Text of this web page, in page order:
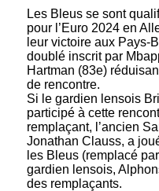
Les Bleus se sont
pour l’Euro 2024 en
leur victoire aux Pays-
doublé inscrit par
Hartman (83e)
de rencontre.
Si le gardien lensois
participé à cette
remplaçant, l’ancien
Jonathan Clauss, a
les Bleus (remplacé
gardien lensois,
des remplaçants.